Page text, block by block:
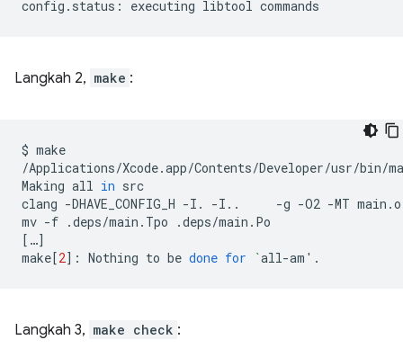
config.status:
executing libtool
Langkah 2, make :
$ make
/Applications/Xcode.app/Contents/Developer/usr/bin/
Making all in src
clang -DHAVE_CONFIG_H -I. -I.. -g -O2 -MT main.o
mv -f .deps/main.Tpo
[ …]
make[2] : Nothing to be done for `all-am '
Langkah 3, make check :